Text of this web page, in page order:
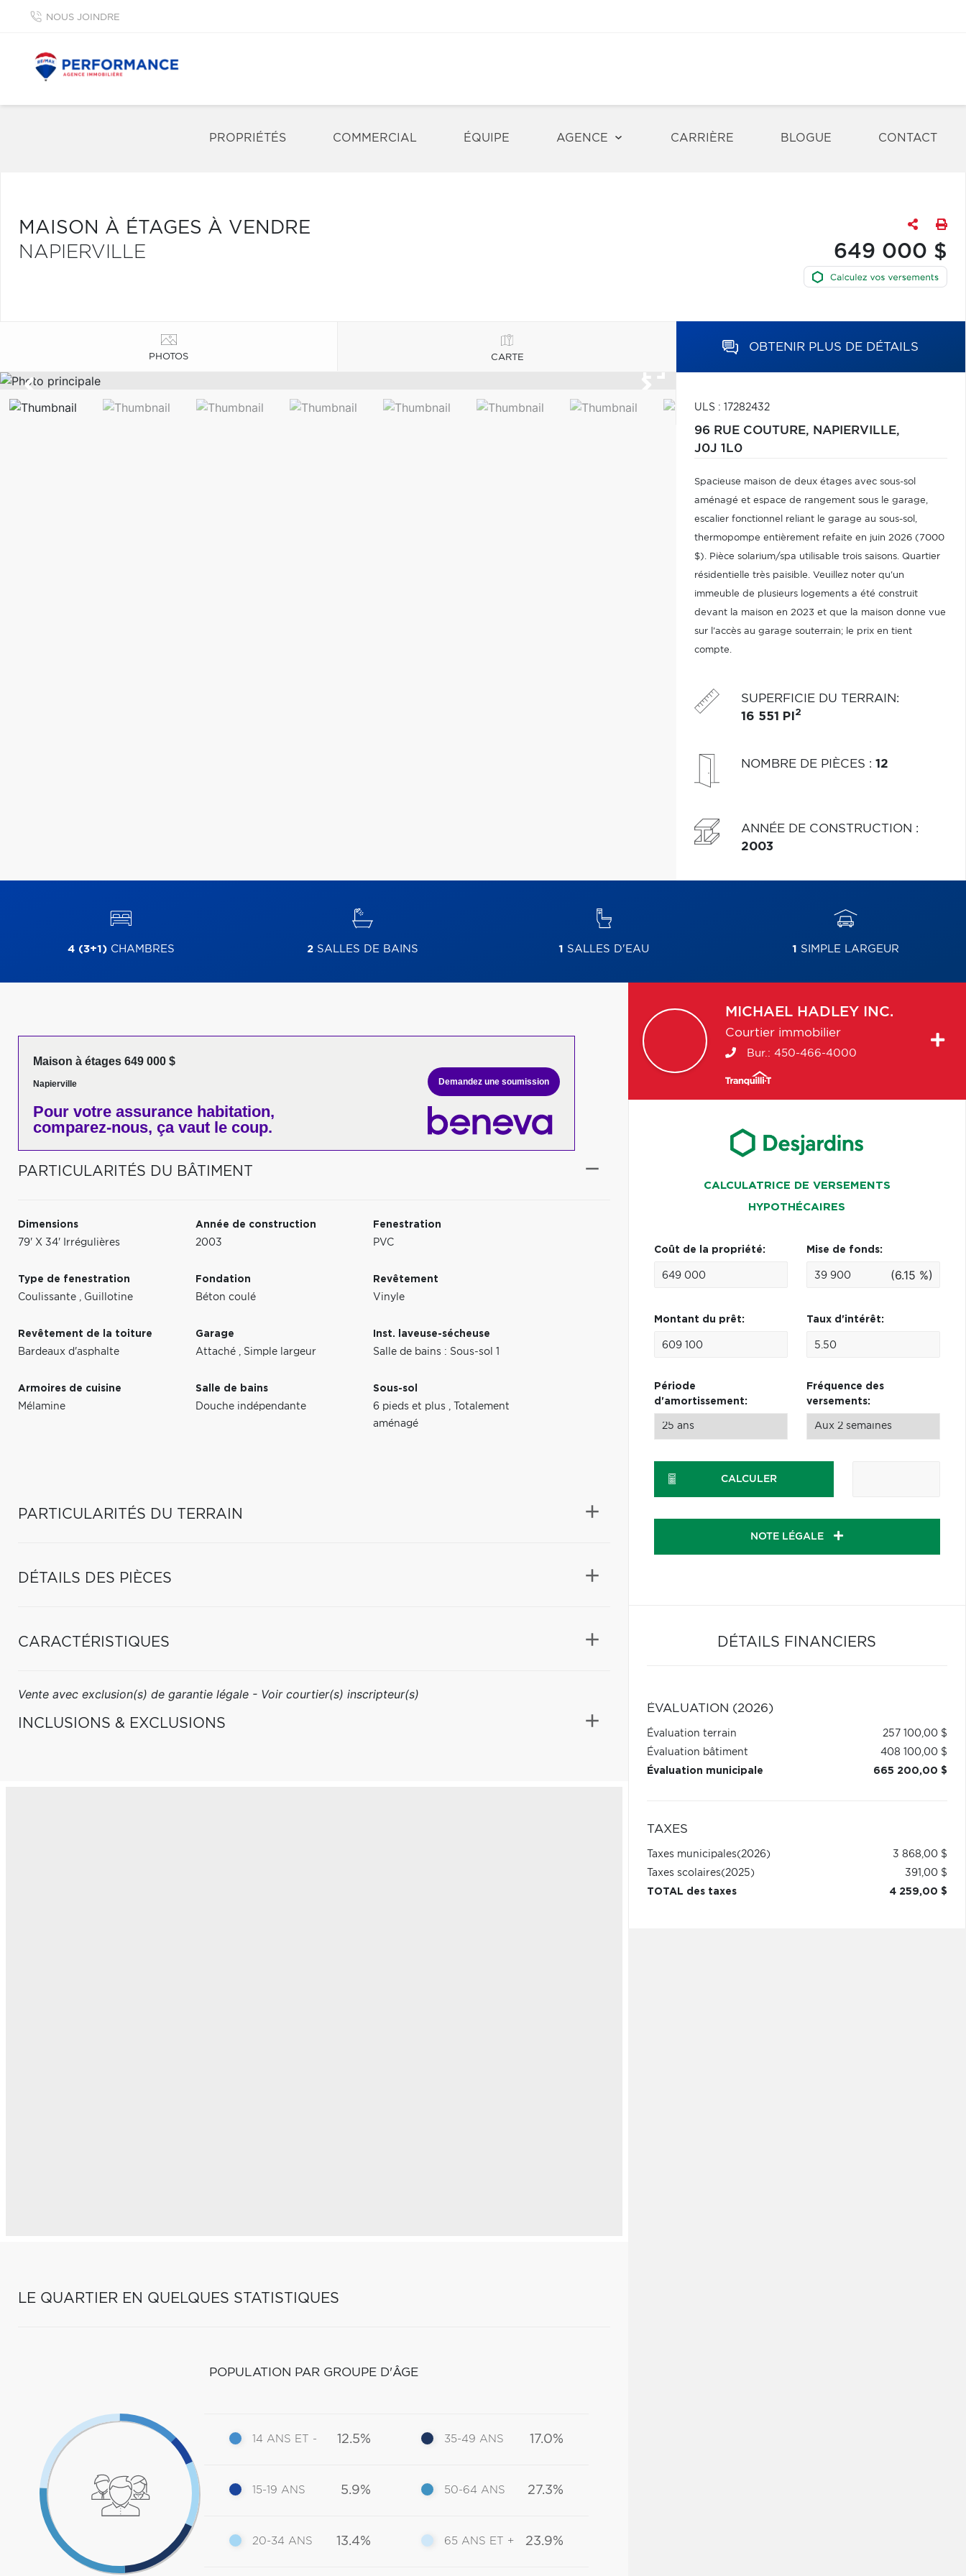
NOUS JOINDRE
PROPRIÉTÉS COMMERCIAL ÉQUIPE AGENCE CARRIÈRE BLOGUE CONTACT
MAISON À ÉTAGES À VENDRE
NAPIERVILLE
649 000 $
PHOTOS CARTE
OBTENIR PLUS DE DÉTAILS
ULS : 17282432
96 RUE COUTURE, NAPIERVILLE,
J0J 1L0
Spacieuse maison de deux étages avec sous-sol
aménagé et espace de rangement sous le garage,
escalier fonctionnel reliant le garage au sous-sol,
thermopompe entièrement refaite en juin 2026 (7000
$). Pièce solarium/spa utilisable trois saisons. Quartier
résidentielle très paisible. Veuillez noter qu'un
immeuble de plusieurs logements a été construit
devant la maison en 2023 et que la maison donne vue
sur l'accès au garage souterrain; le prix en tient
compte.
SUPERFICIE DU TERRAIN:
16 551 PI 2
NOMBRE DE PIÈCES : 12
ANNÉE DE CONSTRUCTION :
2003
4 (3+1)CHAMBRES 2SALLES DE BAINS 1 SALLES D'EAU 1 SIMPLE LARGEUR
Maison à étages 649 000 $
Napierville
Pour votre assurance habitation,
comparez-nous, ça vaut le coup.
Demandez une soumission
PARTICULARITÉS DU BÂTIMENT
Dimensions
79' X 34' Irrégulières
Année de construction
2003
Fenestration
PVC
Type de fenestration
Coulissante
Guillotine
Fondation
Béton coulé
Revêtement
Vinyle
Revêtement de la toiture
Bardeaux d'asphalte
Garage
Attaché
Simple largeur
Inst. laveuse-sécheuse
Salle de bains : Sous-sol 1
Armoires de cuisine
Mélamine
Salle de bains
Douche indépendante
Sous-sol
6 pieds et plus
Totalement
aménagé
PARTICULARITÉS DU TERRAIN
DÉTAILS DES PIÈCES
CARACTÉRISTIQUES
Vente avec exclusion(s) de garantie légale - Voir courtier(s) inscripteur(s)
INCLUSIONS & EXCLUSIONS
LE QUARTIER EN QUELQUES STATISTIQUES
POPULATION PAR GROUPE D'ÂGE
14 ANS ET - 12.5%
15-19 ANS 5.9%
20-34 ANS 13.4%
35-49 ANS 17.0%
50-64 ANS 27.3%
65 ANS ET + 23.9%
MICHAEL HADLEY INC.
Courtier immobilier
Bur.: 450-466-4000
CALCULATRICE DE VERSEMENTS
HYPOTHÉCAIRES
Coût de la propriété: Mise de fonds:
(6.15 %)
Montant du prêt: Taux d'intérêt:
Période
d'amortissement:
Fréquence des
versements:
CALCULER
NOTE LÉGALE
DÉTAILS FINANCIERS
ÉVALUATION (2026)
Évaluation terrain
257 100,00 $
Évaluation bâtiment
408 100,00 $
Évaluation municipale
665 200,00 $
TAXES
Taxes municipales(2026)
3 868,00 $
Taxes scolaires(2025)
391,00 $
TOTAL des taxes
4 259,00 $